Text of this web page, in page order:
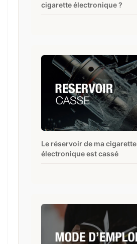
cigarette électronique ?
Le réservoir de ma cigarette
électronique est cassé